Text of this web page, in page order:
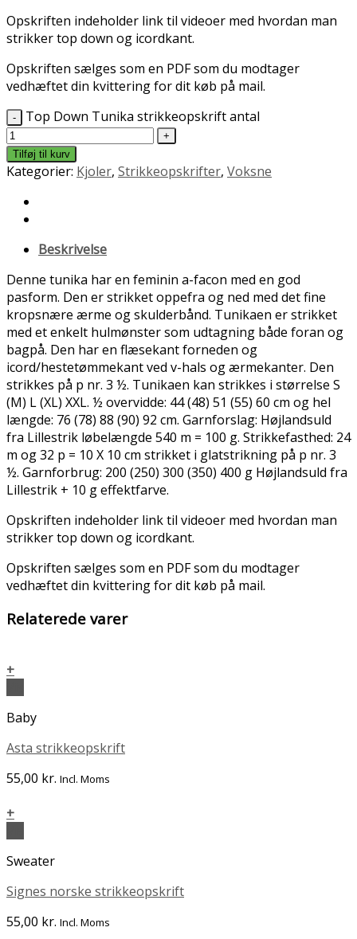
Opskriften indeholder link til videoer med hvordan man
strikker top down og icordkant.
Opskriften sælges som en PDF som du modtager
vedhæftet din kvittering for dit køb på mail.
Top Down Tunika strikkeopskrift antal
Tilføj til kurv
Kategorier: Kjoler, Strikkeopskrifter, Voksne
Beskrivelse
Denne tunika har en feminin a-facon med en god
pasform. Den er strikket oppefra og ned med det fine
kropsnære ærme og skulderbånd. Tunikaen er strikket
med et enkelt hulmønster som udtagning både foran og
bagpå. Den har en flæsekant forneden og
icord/hestetømmekant ved v-hals og ærmekanter. Den
strikkes på p nr. 3 ½. Tunikaen kan strikkes i størrelse S
(M) L (XL) XXL. ½ overvidde: 44 (48) 51 (55) 60 cm og hel
længde: 76 (78) 88 (90) 92 cm. Garnforslag: Højlandsuld
fra Lillestrik løbelængde 540 m = 100 g. Strikkefasthed: 24
m og 32 p = 10 X 10 cm strikket i glatstrikning på p nr. 3
½. Garnforbrug: 200 (250) 300 (350) 400 g Højlandsuld fra
Lillestrik + 10 g effektfarve.
Opskriften indeholder link til videoer med hvordan man
strikker top down og icordkant.
Opskriften sælges som en PDF som du modtager
vedhæftet din kvittering for dit køb på mail.
Relaterede varer
+
Baby
Asta strikkeopskrift
55,00 kr. Incl. Moms
+
Sweater
Signes norske strikkeopskrift
55,00 kr. Incl. Moms